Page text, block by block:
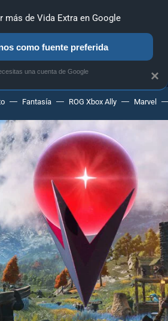
NUEVO
TRUCOS PC SONY
Fantasía ROG Xbox Ally Marvel
×
más de Vida Extra en Google
como fuente preferida
una cuenta de Google